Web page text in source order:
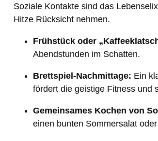
Soziale Kontakte sind das
Hitze Rücksicht nehmen.
Frühstück oder
Abendstunden im Schatten.
Brettspiel-Nachmittage: Ein
fördert die geistige Fitness und
Gemeinsames Kochen von
einen bunten Sommersalat